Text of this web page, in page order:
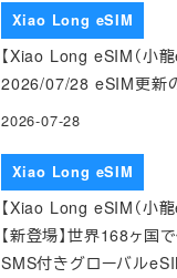
Xiao Long eSIM
【Xiao Long eSIM（小龍
2026/07/28 eSIM更新
2026-07-28
Xiao Long eSIM
【Xiao Long eSIM（小龍
【新登場】世界168ヶ国
SMS付きグローバル